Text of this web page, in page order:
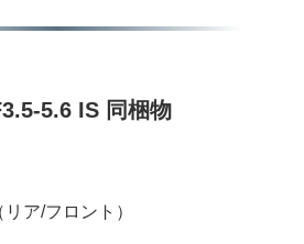
5.6 IS 同梱物
ア/フロント）